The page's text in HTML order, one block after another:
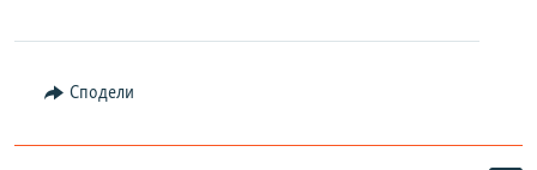
Сподели